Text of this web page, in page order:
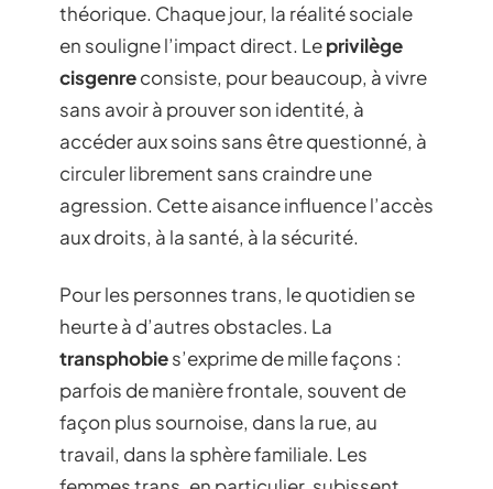
théorique. Chaque jour, la réalité sociale
en souligne l’impact direct. Leprivilège
cisgenreconsiste, pour beaucoup, à vivre
sans avoir à prouver son identité, à
accéder aux soins sans être questionné, à
circuler librement sans craindre une
agression. Cette aisance influence l’accès
aux droits, à la santé, à la sécurité.
Pour les personnes trans, le quotidien se
heurte à d’autres obstacles. La
transphobies’exprime de mille façons :
parfois de manière frontale, souvent de
façon plus sournoise, dans la rue, au
travail, dans la sphère familiale. Les